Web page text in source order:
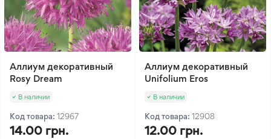
Аллиум декоративный
Rosy Dream
В наличии
Код товара: 12967
14.00 грн.
Аллиум декоративный
Unifolium Eros
В наличии
Код товара: 12908
12.00 грн.